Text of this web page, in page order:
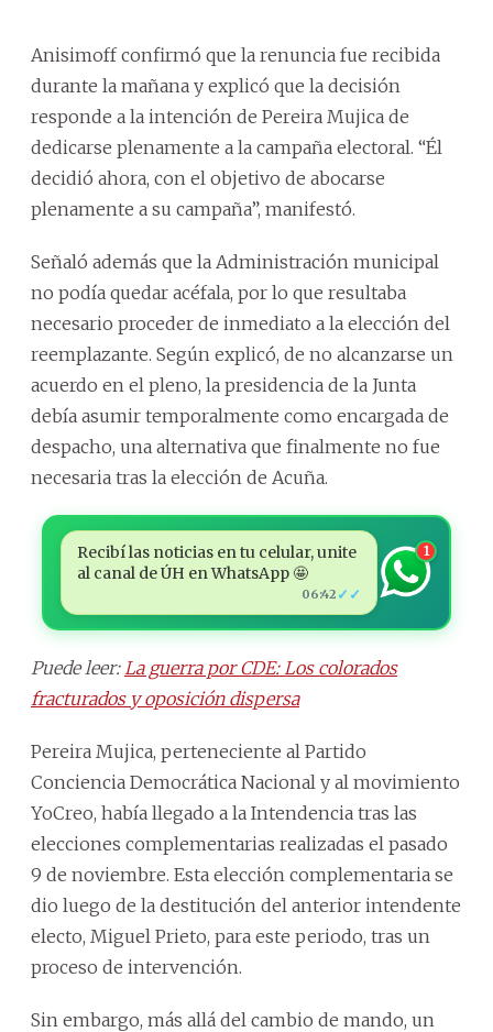
Anisimoff confirmó que la renuncia fue recibida
durante la mañana y explicó que la decisión
responde a la intención de Pereira Mujica de
dedicarse plenamente a la campaña electoral. “Él
decidió ahora, con el objetivo de abocarse
plenamente a su campaña”, manifestó.
Señaló además que la Administración municipal
no podía quedar acéfala, por lo que resultaba
necesario proceder de inmediato a la elección del
reemplazante. Según explicó, de no alcanzarse un
acuerdo en el pleno, la presidencia de la Junta
debía asumir temporalmente como encargada de
despacho, una alternativa que finalmente no fue
necesaria tras la elección de Acuña.
Recibí las noticias en tu celular, unite
al canal de ÚH en WhatsApp 🤩
06:42 ✓✓
1
Puede leer: La guerra por CDE: Los colorados
fracturados y oposición dispersa
Pereira Mujica, perteneciente al Partido
Conciencia Democrática Nacional y al movimiento
YoCreo, había llegado a la Intendencia tras las
elecciones complementarias realizadas el pasado
9 de noviembre. Esta elección complementaria se
dio luego de la destitución del anterior intendente
electo, Miguel Prieto, para este periodo, tras un
proceso de intervención.
Sin embargo, más allá del cambio de mando, un